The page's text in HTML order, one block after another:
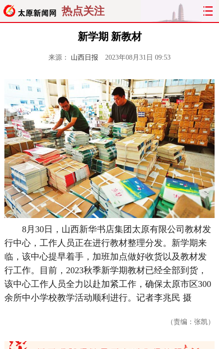
热点关注
新学期 新教材
来源： 山西日报 2023年08月31日 09:53
8月30日，山西新华书店集团太原有限公司教材发
行中心，工作人员正在进行教材整理分发。新学期来
临，该中心提早着手，加班加点做好收货以及教材发
行工作。目前，2023秋季新学期教材已经全部到货，
该中心工作人员全力以赴加紧工作，确保太原市区300
余所中小学校教学活动顺利进行。记者李兆民 摄
（责编：张凯）